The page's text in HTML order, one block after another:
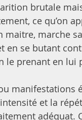
brutale
ce qu’on
maitre, marche
en se butant
le prenant en
et la
adéquat.